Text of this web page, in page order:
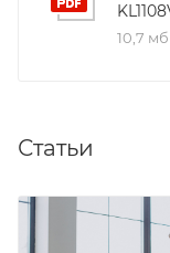
10,7 мб
Статьи